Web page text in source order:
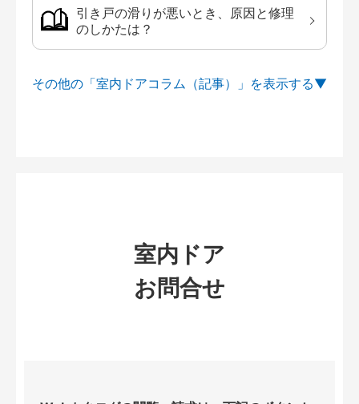
引き戸の滑りが悪いとき、原因と修理
のしかたは？
その他の「室内ドアコラム（記事）」を
室内ドア
お問合せ